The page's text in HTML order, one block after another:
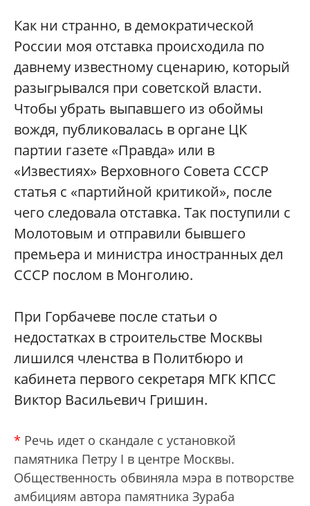
Как ни странно, в демократической
России моя отставка происходила по
давнему известному сценарию, который
разыгрывался при советской власти.
Чтобы убрать выпавшего из обоймы
вождя, публиковалась в органе ЦК
партии газете «Правда» или в
«Известиях» Верховного Совета СССР
статья с «партийной критикой», после
чего следовала отставка. Так поступили с
Молотовым и отправили бывшего
премьера и министра иностранных дел
СССР послом в Монголию.
При Горбачеве после статьи о
недостатках в строительстве Москвы
лишился членства в Политбюро и
кабинета первого секретаря МГК КПСС
Виктор Васильевич Гришин.
* Речь идет о скандале с установкой
памятника Петру I в центре Москвы.
Общественность обвиняла мэра в потворстве
амбициям автора памятника Зураба